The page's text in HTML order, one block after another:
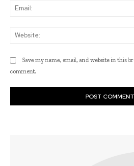
Save my name, email, and website in this
comment.